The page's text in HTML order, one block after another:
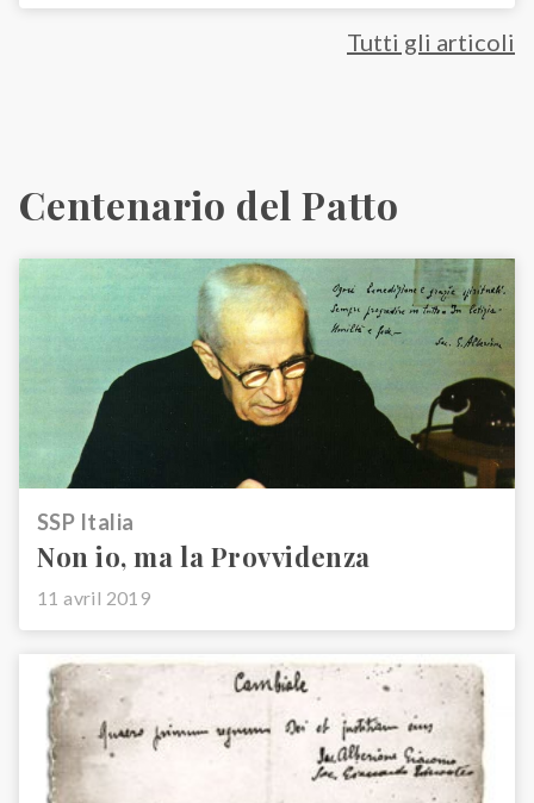
Tutti gli articoli
Centenario del Patto
SSP Italia
Non io, ma la Provvidenza
11 avril 2019